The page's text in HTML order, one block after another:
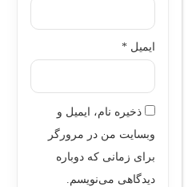
ایمیل *
ذخیره نام، ایمیل و
وبسایت من در مرورگر
برای زمانی که دوباره
دیدگاهی می‌نویسم.